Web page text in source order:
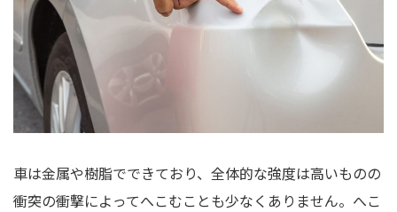
車は金属や樹脂でできており、全体的な強度は高いものの
衝突の衝撃によってへこむことも少なくありません。へこ